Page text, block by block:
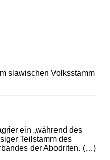
slawischen Volksstamm
ein „während des
Teilstamm des
der Abodriten. (…)